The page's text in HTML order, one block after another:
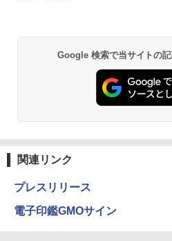
Google 検索で当サイトの
関連リンク
プレスリリース
電子印鑑GMOサイン